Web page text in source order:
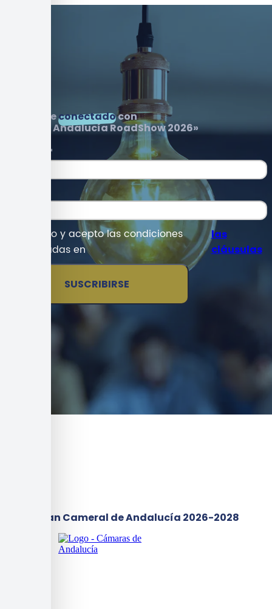
Mantenteconectadocon
«Startup Andalucía RoadShow 2026»
*
He leído y acepto las condiciones
detalladas en
las
cláusulas
SUSCRIBIRSE
I Plan Cameral de Andalucía 2026-2028